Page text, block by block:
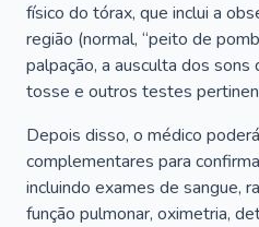
físico do tórax, que inclui a
região (normal, “peito de
palpação, a ausculta dos sons
tosse e outros testes
Depois disso, o médico
complementares para
incluindo exames de sangue,
função pulmonar, oximetria,